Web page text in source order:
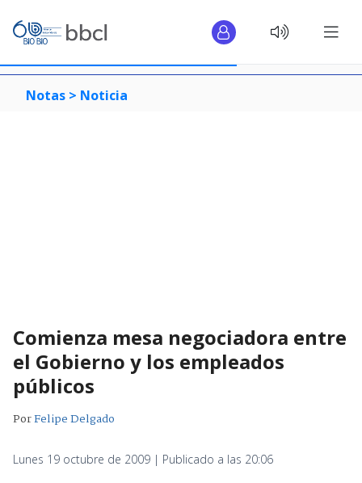
Notas > Noticia
Comienza mesa negociadora entre
el Gobierno y los empleados
públicos
PorFelipe Delgado
Lunes 19 octubre de 2009 | Publicado a las 20:06